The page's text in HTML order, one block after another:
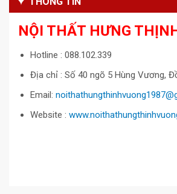
NỘI THẤT HƯNG
Hotline : 088.102.339
Địa chỉ : Số 40 ngõ 5 Hùng Vương,
Email:
Website :